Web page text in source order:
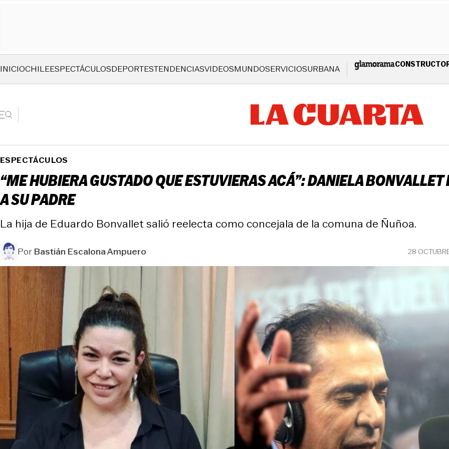
INICIOCHILEESPECTÁCULOSDEPORTESTENDENCIASVIDEOSMUNDOSERVICIOSURBANA
ESPECTÁCULOS
“ME HUBIERA GUSTADO QUE ESTUVIERAS ACÁ”: DANIELA
A SU PADRE
La hija de Eduardo Bonvallet salió reelecta como concejala de la comuna de Ñuñoa.
PorBastián Escalona Ampuero 28